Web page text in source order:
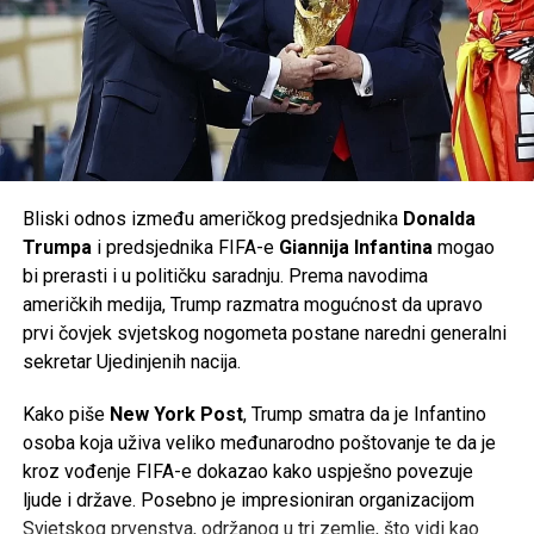
Tweet Share
Mail
radničkog vijeća, ali i vlasti savezne pokrajine
Donja
Saska, koja posjeduje oko 20 posto udjela
u
Volkswagenu i ima značajan utjecaj u nadzornom odboru
kompanije. Prema njemačkim medijima, odbor je u početnoj
fazi odbio dio predloženih mjera.
Volkswagen je ranije potvrdio da će do kraja decenije u
35.000biti u matičnom brendu Volkswagen, dok će
ostatak biti raspoređen na kompanije unutar grupacije,
uključujući AudiiPorsche. Do sada je više od37.000
zaposlenihveć prihvatilo programe dobrovoljnog odlaska
iz kompanije.
evropski proizvođač automobila nalazi pred jednim od
najvećih izazova u svojoj historiji, dok će naredni mjeseci
biti ključni za budući smjer razvoja kompanije.
Bliski odnos između američkog predsjednika Donalda
Trumpai predsjednika FIFA-e Giannija Infantinamogao
bi prerasti i u političku saradnju. Prema navodima
američkih medija, Trump razmatra mogućnost da upravo
prvi čovjek svjetskog nogometa postane naredni generalni
sekretar Ujedinjenih nacija.
Kako piše New York Post, Trump smatra da je Infantino
osoba koja uživa veliko međunarodno poštovanje te da je
kroz vođenje FIFA-e dokazao kako uspješno povezuje
ljude i države. Posebno je impresioniran organizacijom
Svjetskog prvenstva, održanog u tri zemlje, što vidi kao